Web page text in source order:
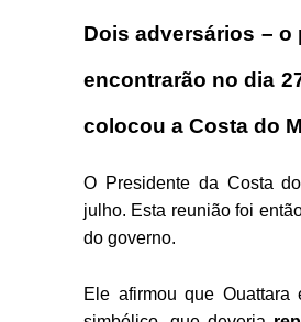
Dois adversários – o
encontrarão no dia
colocou a Costa do
O Presidente da Costa
julho. Esta reunião foi
do governo.
Ele afirmou que Ouattara